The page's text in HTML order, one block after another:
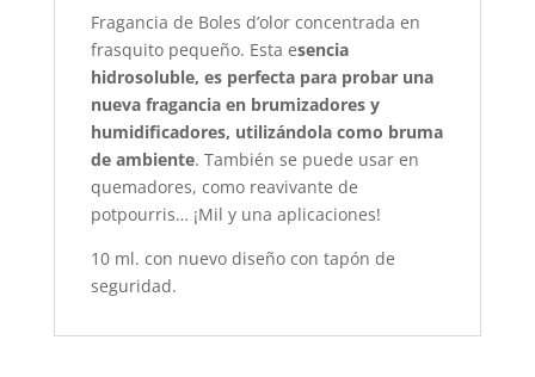
Fragancia de Boles d’olor concentrada en
frasquito pequeño. Esta esencia
hidrosoluble, es perfecta para probar una
nueva fragancia en brumizadores y
humidificadores, utilizándola como bruma
de ambiente. También se puede usar en
quemadores, como reavivante de
potpourris… ¡Mil y una aplicaciones!
10 ml. con nuevo diseño con tapón de
seguridad.